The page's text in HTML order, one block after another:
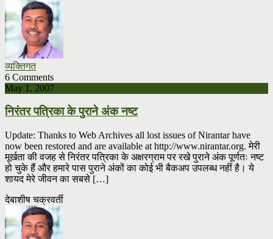
व्यक्तिगत
6 Comments
May 1, 2007
निरंतर पत्रिका के पुराने अंक नष्ट
Update: Thanks to Web Archives all lost issues of Nirantar have
now been restored and are available at http://www.nirantar.org. मेरी
मूर्खता की वजह से निरंतर पत्रिका के अक्षरग्राम पर रखे पुराने अंक पूर्णतः नष्ट
हो चुके हैं और हमारे पास पुराने अंकों का कोई भी बैकअप उपलब्ध नहीं है। ये
शायद मेरे जीवन का सबसे […]
देबाशीष चक्रवर्ती